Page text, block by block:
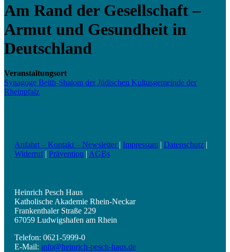
Am Rand der Gesellschaft –
Armut und Gesundheit in
Deutschland
Veranstaltungsort
Synagoge Beith-Shalom der Jüdischen Kultusgemeinde der
Rheinpfalz
Anfahrt – Kontakt – Newsletter | Impressum | Datenschutz |
Widerruf| Prävention | AGBs
Heinrich Pesch Haus
Katholische Akademie Rhein-Neckar
Frankenthaler Straße 229
67059 Ludwigshafen am Rhein
Telefon: 0621-5999-0
E-Mail: info@heinrich-pesch-haus.de